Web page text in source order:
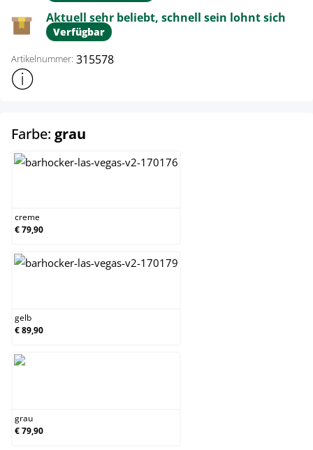
Aktuell sehr beliebt, schnell sein lohnt sich
Verfügbar
Artikelnummer: 315578
Weitere Produktinformationen anzeigen
Farbe: grau
creme
€ 79,90
gelb
€ 89,90
grau
€ 79,90